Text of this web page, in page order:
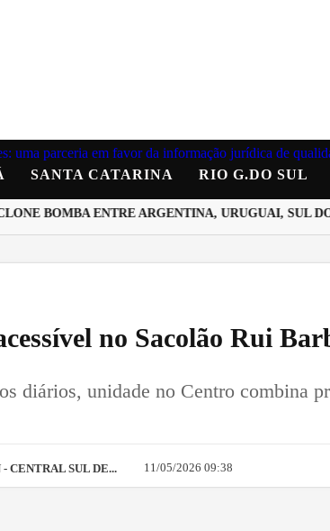
SANTA CATARINA RIO G.DO SUL
BOMBA ENTRE ARGENTINA, URUGUAI, SUL DO
no Sacolão Rui
diários, unidade no Centro combina
- CENTRAL SUL DE... 11/05/2026 09:38